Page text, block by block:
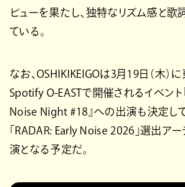
ビューを果たし、独特なリズム感と歌
ている。
なお、OSHIKIKEIGOは3月19日（木）
Spotify O-EASTで開催されるイベント
Noise Night #18』への出演も決定して
「RADAR: Early Noise 2026」選出ア
演となる予定だ。